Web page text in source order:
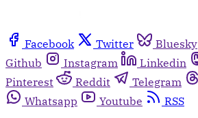
Facebook Twitter Bluesky
Github
Instagram Linkedin
Pinterest
Reddit Telegram
Whatsapp
Youtube
RSS